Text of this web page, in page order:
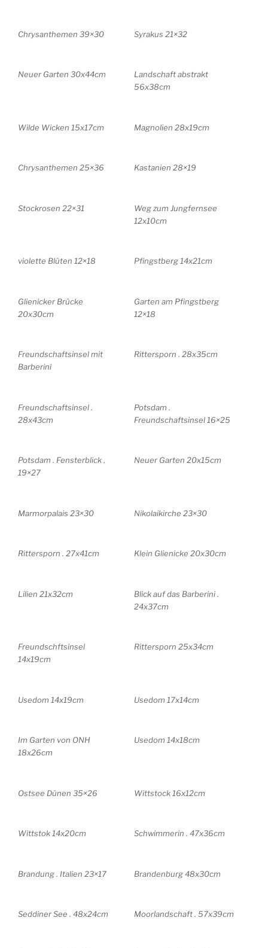
Chrysanthemen 39×30 Syrakus 21×32
Neuer Garten 30x44cm
Landschaft abstrakt
56x38cm
Wilde Wicken 15x17cm Magnolien 28x19cm
Chrysanthemen 25×36 Kastanien 28×19
Stockrosen 22×31
Weg zum Jungfernsee
12x10cm
violette Blüten 12×18 Pfingstberg 14x21cm
Glienicker Brücke
20x30cm
Garten am Pfingstberg
12×18
Freundschaftsinsel mit
Barberini
Rittersporn . 28x35cm
Freundschaftsinsel .
28x43cm
Potsdam .
Freundschaftsinsel 16×25
Potsdam . Fensterblick .
19×27
Neuer Garten 20x15cm
Marmorpalais 23×30 Nikolaikirche 23×30
Rittersporn . 27x41cm Klein Glienicke 20x30cm
Lilien 21x32cm
Blick auf das Barberini .
24x37cm
Freundschftsinsel
14x19cm
Rittersporn 25x34cm
Usedom 14x19cm Usedom 17x14cm
Im Garten von ONH
18x26cm
Usedom 14x18cm
Ostsee Dünen 35×26 Wittstock 16x12cm
Wittstok 14x20cm Schwimmerin . 47x36cm
Brandung . Italien 23×17 Brandenburg 48x30cm
Seddiner See . 48x24cm Moorlandschaft . 57x39cm